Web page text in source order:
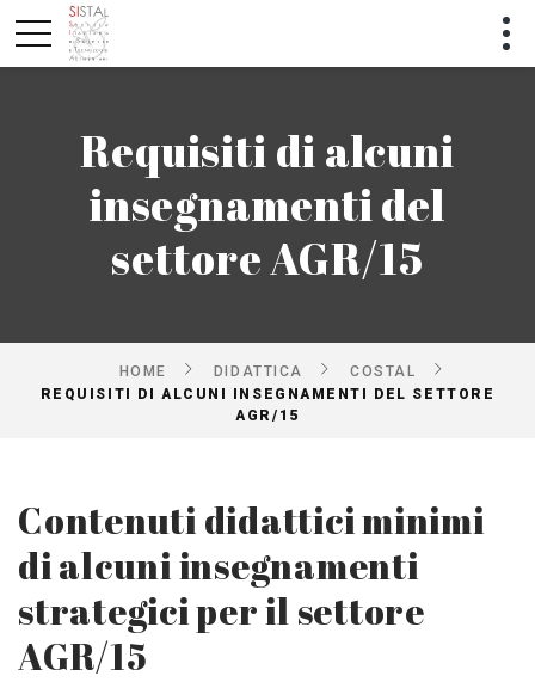
Requisiti di alcuni
insegnamenti del
settore AGR/15
HOME DIDATTICA
COSTAL
REQUISITI DI ALCUNI INSEGNAMENTI DEL SETTORE
AGR/15
Contenuti didattici minimi
di alcuni insegnamenti
strategici per il settore
AGR/15